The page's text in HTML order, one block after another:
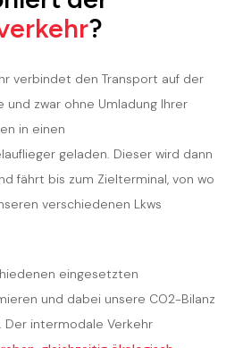
?
verbindet den Transport auf der
und zwar ohne Umladung Ihrer
in einen
geladen. Dieser wird dann
fährt bis zum Zielterminal, von wo
verschiedenen Lkws
eingesetzten
und dabei unsere CO2-Bilanz
Der intermodale Verkehr